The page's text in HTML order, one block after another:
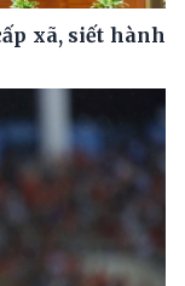
xã, siết hành